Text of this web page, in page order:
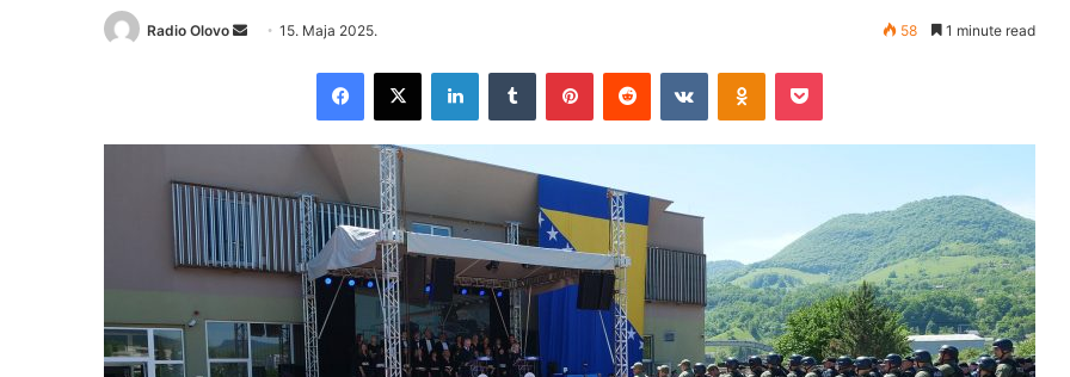
Radio Olovo
a
e
m
a
l
15. Maja 2025. 58 1 minute read